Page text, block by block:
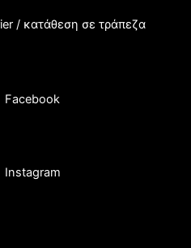
/ κατάθεση σε τράπεζα
Facebook
Instagram